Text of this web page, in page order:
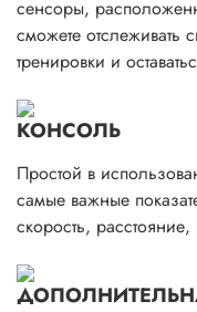
сенсоры,
сможете отслеживать
тренировки и
КОНСОЛЬ
Простой в
самые важные
скорость,